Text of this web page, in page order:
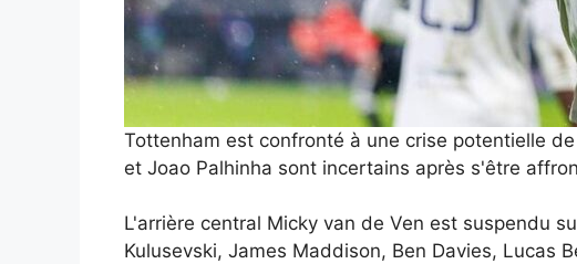
Tottenham est confronté à une crise potentielle
et Joao Palhinha sont incertains après s'être
L'arrière central Micky van de Ven est suspendu
Kulusevski, James Maddison, Ben Davies, Lucas